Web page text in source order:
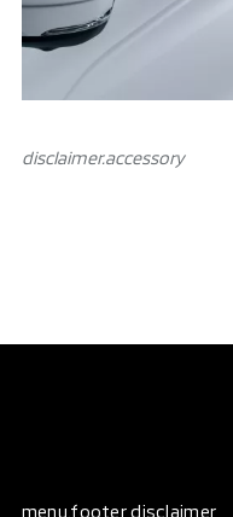
disclaimer.аccessory
menu.footer disclaimer